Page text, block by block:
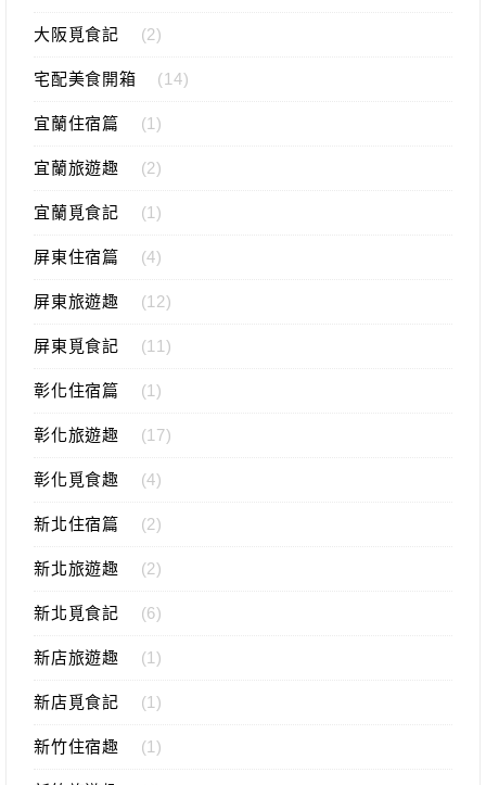
大阪覓食記 (2)
宅配美食開箱 (14)
宜蘭住宿篇 (1)
宜蘭旅遊趣 (2)
宜蘭覓食記 (1)
屏東住宿篇 (4)
屏東旅遊趣 (12)
屏東覓食記 (11)
彰化住宿篇 (1)
彰化旅遊趣 (17)
彰化覓食趣 (4)
新北住宿篇 (2)
新北旅遊趣 (2)
新北覓食記 (6)
新店旅遊趣 (1)
新店覓食記 (1)
新竹住宿趣 (1)